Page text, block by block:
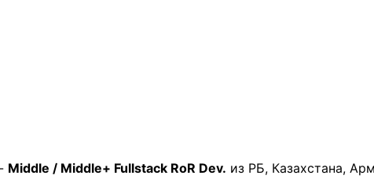
Middle / Middle+ Fullstack RoR Dev. из РБ, Казахстана,